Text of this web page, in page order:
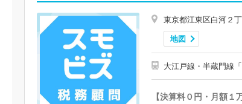
東京都江東区白河２
地図
大江戸線・半蔵門線
【決算料０円・月額